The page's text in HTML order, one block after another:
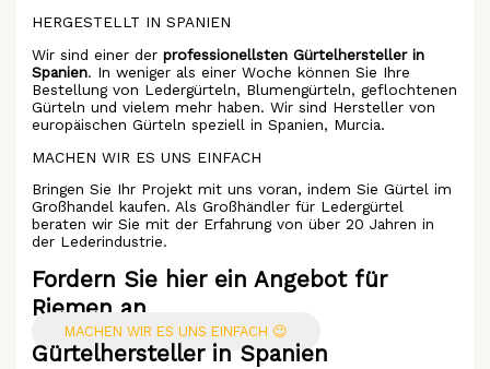
HERGESTELLT IN SPANIEN
Wir sind einer derprofessionellsten Gürtelhersteller in
Spanien. In weniger als einer Woche können Sie Ihre
Bestellung von Ledergürteln, Blumengürteln, geflochtenen
Gürteln und vielem mehr haben. Wir sind Hersteller von
europäischen Gürteln speziell in Spanien, Murcia.
MACHEN WIR ES UNS EINFACH
Bringen Sie Ihr Projekt mit uns voran, indem Sie Gürtel im
Großhandel kaufen. Als Großhändler für Ledergürtel
beraten wir Sie mit der Erfahrung von über 20 Jahren in
der Lederindustrie.
Fordern Sie hier ein Angebot für
Riemen an
MACHEN WIR ES UNS EINFACH 😉
Gürtelhersteller in Spanien